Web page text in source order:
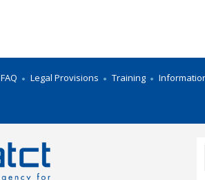
FAQ Legal Provisions Training